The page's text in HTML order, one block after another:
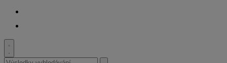
Toggle
search